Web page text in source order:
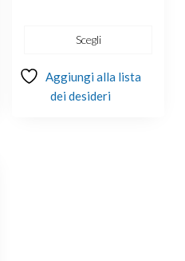
Scegli
Aggiungi alla lista
dei desideri